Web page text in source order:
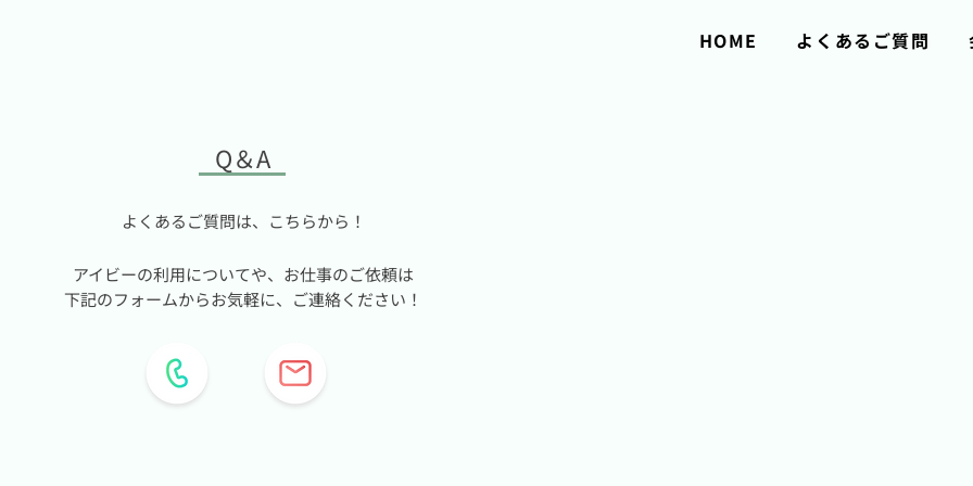
HOME よくあるご質問
​Q＆A
よくあるご質問は、こちらから！
アイビーの利用についてや、お仕事のご依頼は
下記のフォームからお気軽に、ご連絡ください！